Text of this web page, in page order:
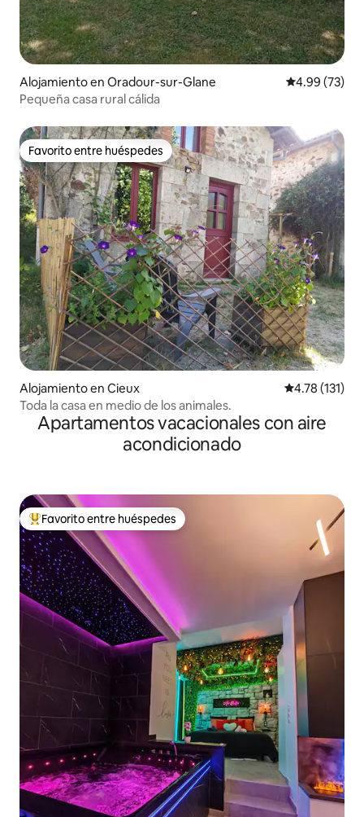
Alojamiento en Oradour-sur-Glane Calificación
4.99 (73)
Pequeña casa rural cálida
Favorito entre huéspedes
Favorito entre huéspedes
Alojamiento en Cieux Calificación
4.78 (131)
Toda la casa en medio de los animales.
Apartamentos vacacionales con aire
acondicionado
Favorito entre huéspedes preferido
Favorito entre huéspedes